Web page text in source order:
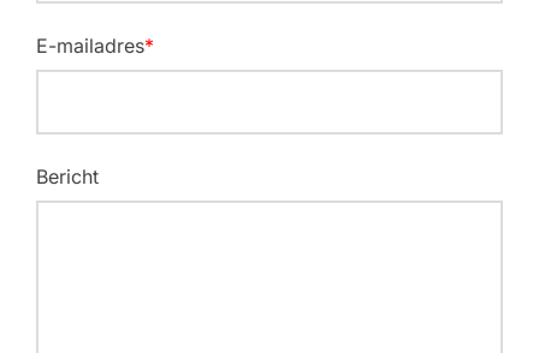
E-mailadres*
Bericht